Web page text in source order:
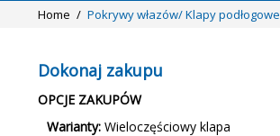
Home / Pokrywy włazów/ Klapy podłogowe
Dokonaj zakupu
OPCJE ZAKUPÓW
Warianty: Wieloczęściowy klapa